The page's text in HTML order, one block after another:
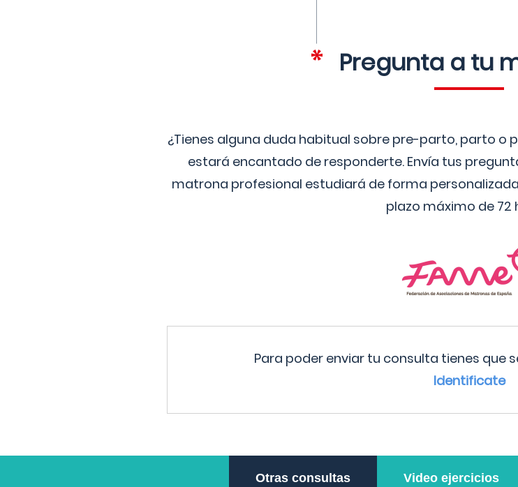
Pregunta a tu
¿Tienes alguna duda habitual sobre pre-parto, parto
estará encantado de responderte. Envía tus
matrona profesional estudiará de forma
plazo máximo de 72
Para poder enviar tu consulta tienes que
Identificate
Otras consultas Video ejercicios